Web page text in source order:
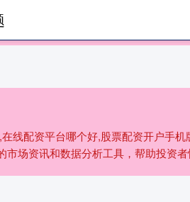
线配资平台哪个好,股票配资开户手
市场资讯和数据分析工具，帮助投资者